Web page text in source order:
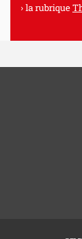
la rubrique